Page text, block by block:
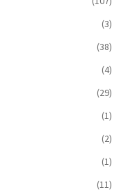
(3)
(38)
(4)
(29)
(1)
(2)
(1)
(11)